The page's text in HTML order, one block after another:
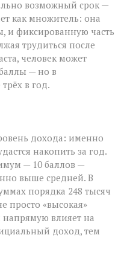
возможный срок —
как множитель: она
и фиксированную часть
трудиться после
человек может
— но в
в год.
дохода: именно
накопить за год.
— 10 баллов —
выше средней. В
порядка 248 тысяч
просто «высокая»
напрямую влияет на
доход, тем